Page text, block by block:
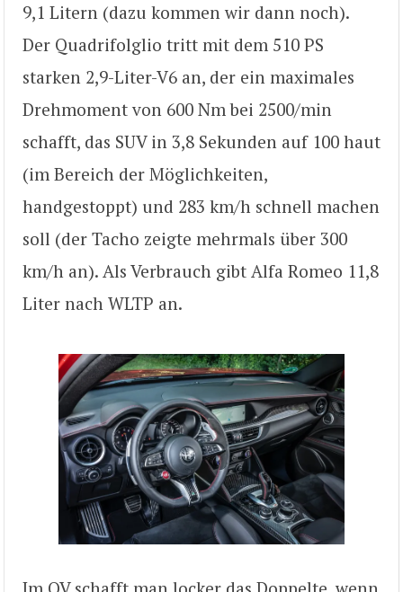
9,1 Litern (dazu kommen wir dann noch).
Der Quadrifolglio tritt mit dem 510 PS
starken 2,9-Liter-V6 an, der ein maximales
Drehmoment von 600 Nm bei 2500/min
schafft, das SUV in 3,8 Sekunden auf 100 haut
(im Bereich der Möglichkeiten,
handgestoppt) und 283 km/h schnell machen
soll (der Tacho zeigte mehrmals über 300
km/h an). Als Verbrauch gibt Alfa Romeo 11,8
Liter nach WLTP an.